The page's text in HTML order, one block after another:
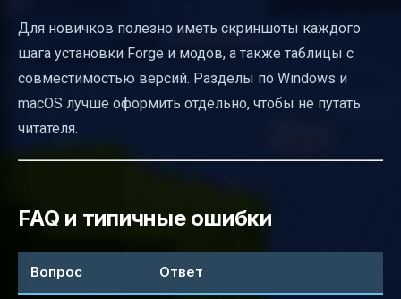
Для новичков полезно иметь скриншоты каждого
шага установки Forge и модов, а также таблицы с
совместимостью версий. Разделы по Windows и
macOS лучше оформить отдельно, чтобы не путать
читателя.
FAQ и типичные ошибки
Вопрос Ответ